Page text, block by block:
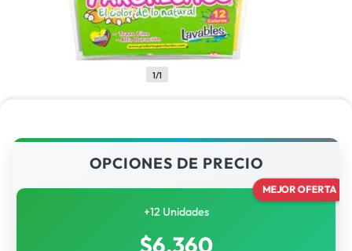
1/1
OPCIONES DE PRECIO
MEJOR OFERTA
+12 Unidades
$6,360